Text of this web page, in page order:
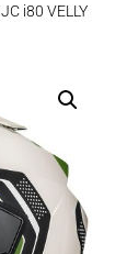
i80 VELLY